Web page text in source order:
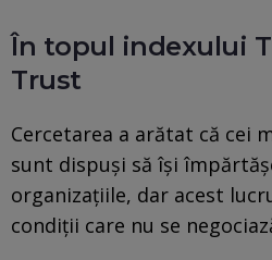
În topul indexului
Trust
Cercetarea a arătat că cei
sunt dispuși să își
organizațiile, dar acest
condiții care nu se